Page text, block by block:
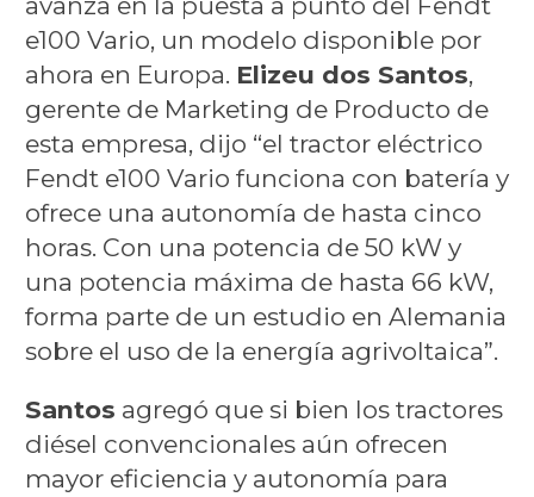
e100 Vario, un modelo disponible por
ahora en Europa. Elizeu dos Santos,
gerente de Marketing de Producto de
esta empresa, dijo “el tractor eléctrico
Fendt e100 Vario funciona con batería y
ofrece una autonomía de hasta cinco
horas. Con una potencia de 50 kW y
una potencia máxima de hasta 66 kW,
forma parte de un estudio en Alemania
sobre el uso de la energía agrivoltaica”.
Santos agregó que si bien los tractores
diésel convencionales aún ofrecen
mayor eficiencia y autonomía para